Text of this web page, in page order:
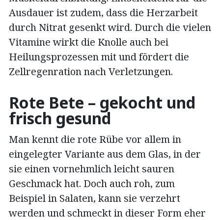
Ausdauer ist zudem, dass die Herzarbeit
durch Nitrat gesenkt wird. Durch die vielen
Vitamine wirkt die Knolle auch bei
Heilungsprozessen mit und fördert die
Zellregenration nach Verletzungen.
Rote Bete – gekocht und
frisch gesund
Man kennt die rote Rübe vor allem in
eingelegter Variante aus dem Glas, in der
sie einen vornehmlich leicht sauren
Geschmack hat. Doch auch roh, zum
Beispiel in Salaten, kann sie verzehrt
werden und schmeckt in dieser Form eher